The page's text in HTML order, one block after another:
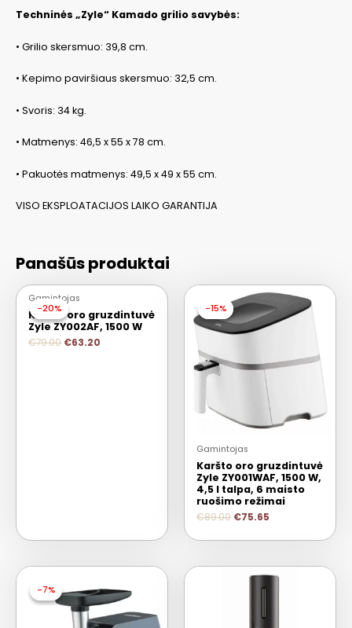
Techninės „Zyle“ Kamado grilio savybės:
• Grilio skersmuo: 39,8 cm.
• Kepimo paviršiaus skersmuo: 32,5 cm.
• Svoris: 34 kg.
• Matmenys: 46,5 x 55 x 78 cm.
• Pakuotės matmenys: 49,5 x 49 x 55 cm.
VISO EKSPLOATACIJOS LAIKO GARANTIJA
Panašūs produktai
-20%
-20%
Gamintojas
Karšto oro gruzdintuvė
Zyle ZY002AF, 1500 W
€79.00 €63.20
-15%
-15%
Gamintojas
Karšto oro gruzdintuvė
Zyle ZY001WAF, 1500 W,
4,5 l talpa, 6 maisto
ruošimo režimai
€89.00 €75.65
-7%
-7%